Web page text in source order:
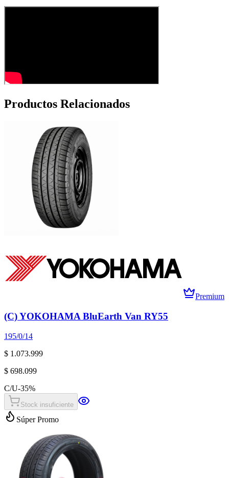
Productos Relacionados
Premium
(C) YOKOHAMA BluEarth Van RY55
195/0/14
$ 1.073.999
$ 698.099
C/U-35%
Stock insuficiente
Súper Promo